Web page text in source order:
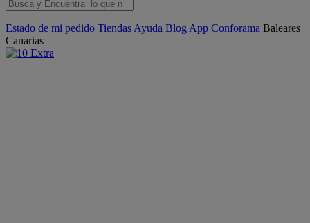
Estado de mi pedido Tiendas Ayuda Blog App Conforama Baleares
Canarias